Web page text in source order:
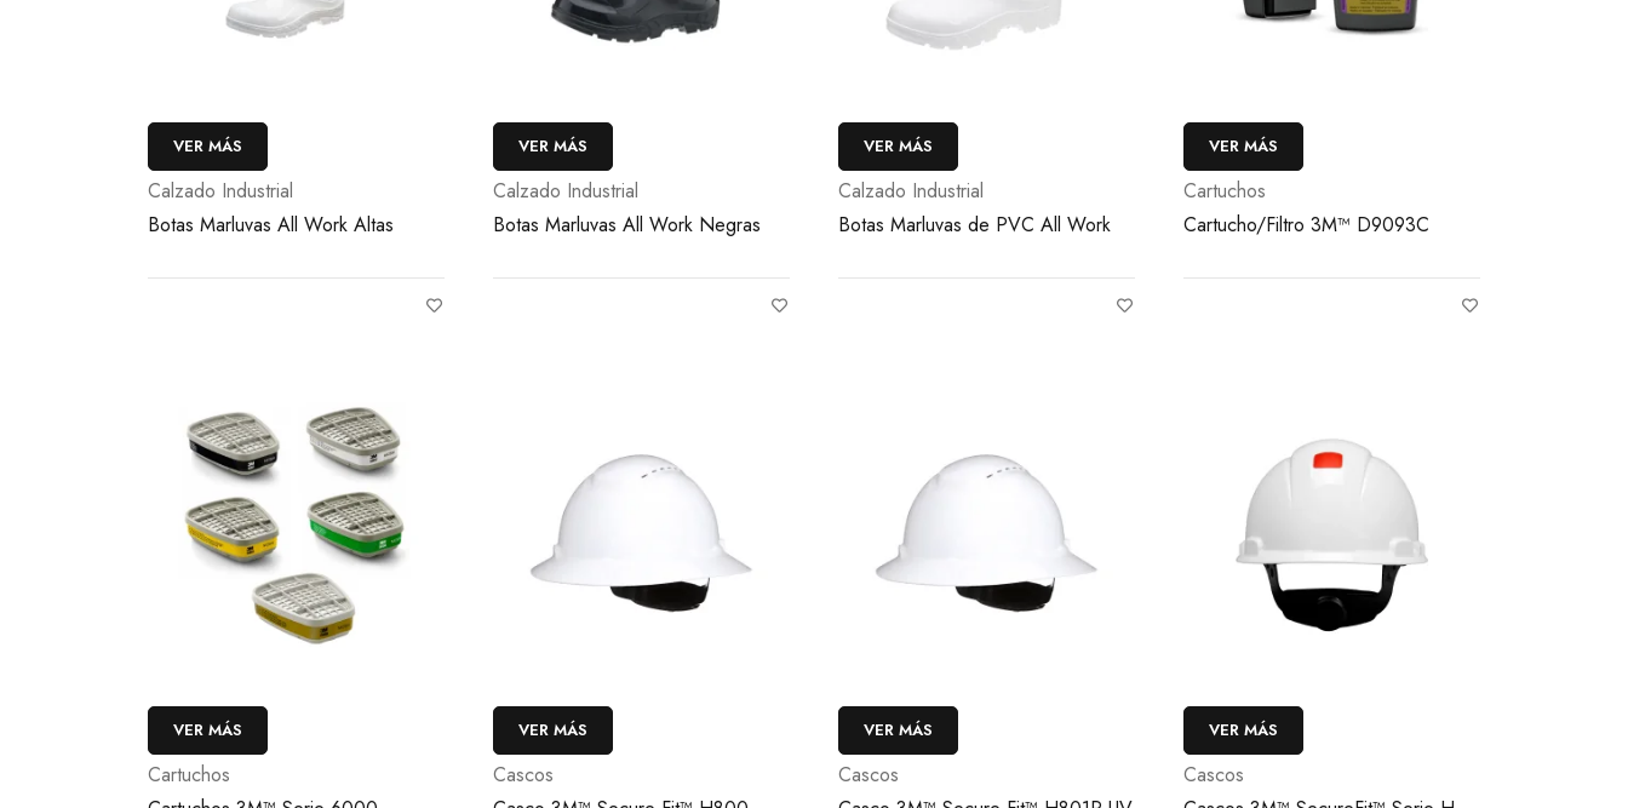
VER MÁS
Calzado Industrial
Botas Marluvas All Work Altas
VER MÁS
Calzado Industrial
Botas Marluvas All Work Negras
VER MÁS
Calzado Industrial
Botas Marluvas de PVC All Work
VER MÁS
Cartuchos
Cartucho/Filtro 3M™ D9093C
VER MÁS
Cartuchos
VER MÁS
Cascos
VER MÁS
Cascos
VER MÁS
Cascos